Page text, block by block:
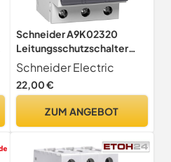
Schneider A9K02320
Leitungsschutzschalter
K60N 3P, 20A, C
Charakteristik, 6kA
Schneider Electric
22,00 €
ZUM ANGEBOT